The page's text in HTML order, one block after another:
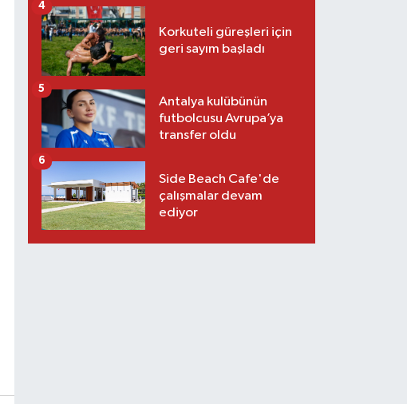
Korkuteli güreşleri için
geri sayım başladı
4
Antalya kulübünün
futbolcusu Avrupa’ya
transfer oldu
5
Side Beach Cafe'de
çalışmalar devam
ediyor
6